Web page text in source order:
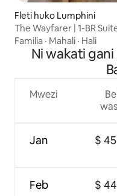
Fleti huko Lumphini
The Wayfarer | 1-BR
Familia · Mahali · Hali
Ni wakati
Mwezi
Jan
Feb
$
$